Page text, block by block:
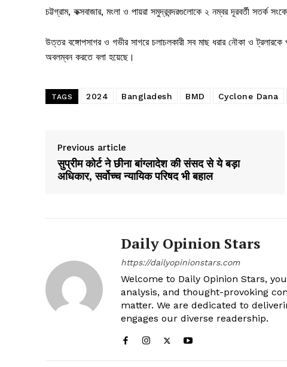
চট্টগ্রাম, কক্সবাজার, মংলা ও পায়রা সমুদ্রবন্দরগুলোকে ২ নম্বর দূরবর্তী সতর্ক
উত্তর বঙ্গোপসাগর ও গভীর সাগরে চলাচলকারী সব মাছ ধরার নৌকা ও ট্রলারকে
অবলম্বন করতে বলা হয়েছে।
TAGS 2024 Bangladesh BMD Cyclone Dana
Previous article
सुप्रीम कोर्ट ने छीना बांग्लादेश की संसद से ये बड़ा
अधिकार, सर्वोच्च न्यायिक परिषद भी बहाल
Daily Opinion Stars
https://dailyopinionstars.com
Welcome to Daily Opinion Stars,
analysis, and thought-provoking
matter. We are dedicated to
engages our diverse readership.